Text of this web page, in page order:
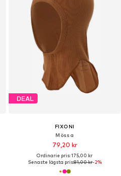
DEAL
FIXONI
Mössa
79,20 kr
Ordinarie pris: 175,00 kr
Senaste lägsta pris:81,00 kr-2%